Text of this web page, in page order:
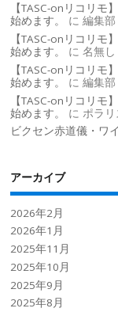
【TASC-onリコリ
始めます。
に編集部
【TASC-onリコリ
始めます。
に名無し
【TASC-onリコリ
始めます。
に編集部
【TASC-onリコリ
始めます。
にポラリ
ビクセン赤道儀・ワ
アーカイブ
2026年2月
2026年1月
2025年11月
2025年10月
2025年9月
2025年8月